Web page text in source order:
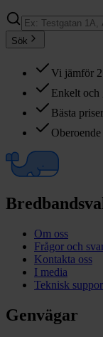
Sök
Vi jämför
Enkelt och
Bästa
Om oss
Frågor och
Kontakta oss
I media
Teknisk
Genvägar